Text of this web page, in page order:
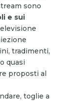
sono
e sui
tradimenti,
quasi
proposti al
toglie a